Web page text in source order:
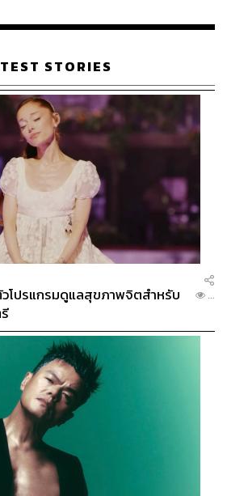
STORIES
โปรแกรมดูแลสุขภาพจิตสำหรับ
...